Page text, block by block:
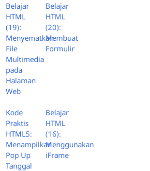
Belajar
HTML
(19):
Menyematkan
File
Multimedia
pada
Halaman
Web
Belajar
HTML
(20):
Membuat
Formulir
Kode
Praktis
HTML5:
Menampilkan
Pop Up
Tanggal
Belajar
HTML
(16):
Menggunakan
iFrame